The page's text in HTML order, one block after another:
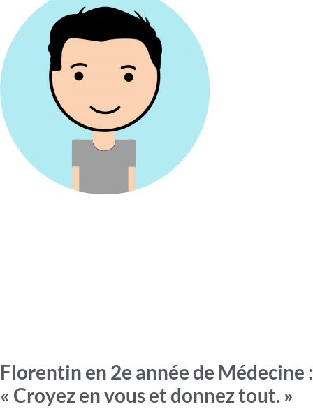
Florentin en 2e année de Médecine :
« Croyez en vous et donnez tout. »